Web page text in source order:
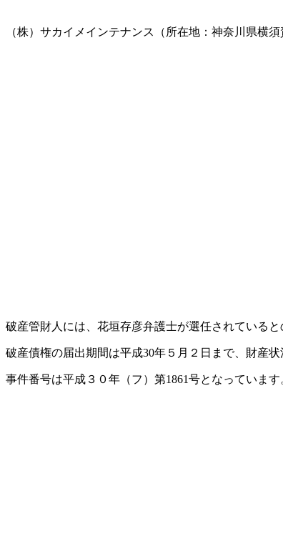
（株）サカイメインテナンス（所在地：神奈川県
破産管財人には、花垣存彦弁護士が選任されていると
破産債権の届出期間は平成30年５月２日まで、財産
事件番号は平成３０年（フ）第1861号となっています